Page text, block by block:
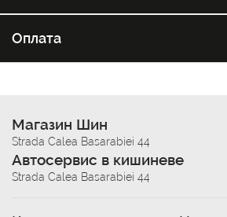
Оплата
Магазин Шин
Strada Calea Basarabiei 44
Автосервис в кишиневе
Strada Calea Basarabiei 44